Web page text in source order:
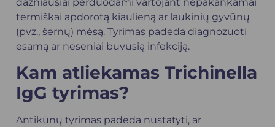
termiškai apdorotą kiaulieną ar laukinių gyvūnų
(pvz., šernų) mėsą. Tyrimas padeda diagnozuoti
esamą ar neseniai buvusią infekciją.
Kam atliekamas Trichinella
IgG tyrimas?
Antikūnų tyrimas padeda nustatyti, ar